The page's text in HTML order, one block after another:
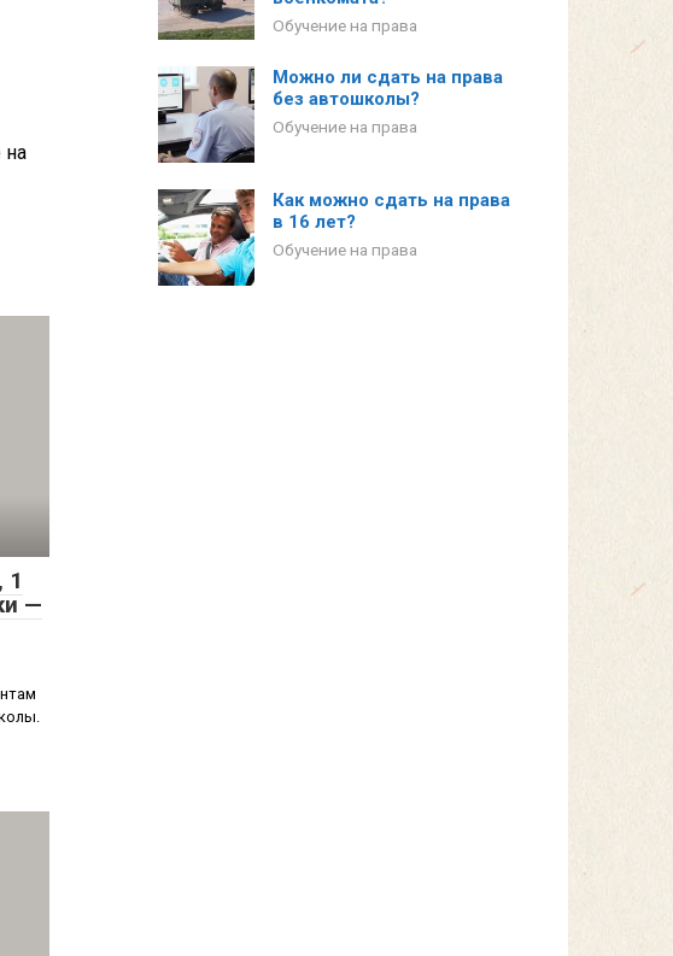
на
1
—
Обучение на права
Можно ли сдать на права
без автошколы?
Обучение на права
Как можно сдать на права
в 16 лет?
Обучение на права